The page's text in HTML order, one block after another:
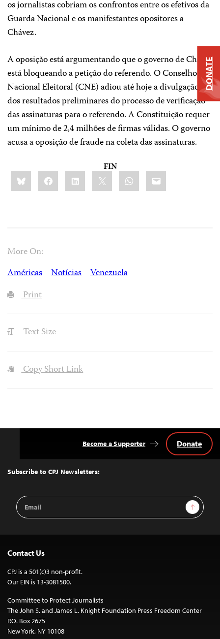
os jornalistas cobriam os confrontos entre os efetivos da
Guarda Nacional e os manifestantes opositores a
Chávez.
A oposição está argumentando que o governo de Chávez
está bloqueando a petição do referendo. O Conselho
Nacional Eleitoral (CNE) adiou até hoje a divulgação
dos resultados preliminares do processo de verificação
das assinaturas para o referendo. A Constituição requer
um mínimo de 2,4 milhões de firmas válidas. O governo
acusa a oposição de fraude na coleta das assinaturas.
FIN
Share
this:BlueskyFacebookLinkedIn WhatsApp
Email
More On:
Américas
Notícias
Venezuela
Print
Text Size
Copy Short Link
Top
Subscribe to CPJ Newsletters:
Email
Address
Sign Up
Become a Supporter Donate
Contact Us
CPJ is a 501(c)3 non-profit.
Our EIN is 13-3081500.
Committee to Protect Journalists
The John S. and James L. Knight Foundation Press Freedom Center
P.O. Box 2675
New York, NY 10108
DONATE